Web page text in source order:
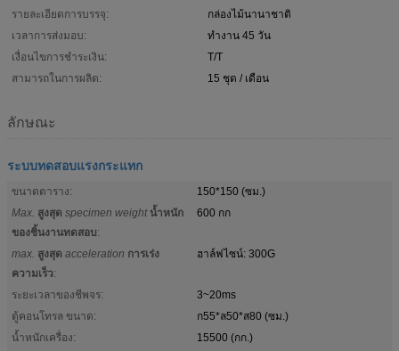
รายละเอียดการบรรจุ:
กล่องไม้นานาชาติ
เวลาการส่งมอบ:
ทำงาน 45 วัน
เงื่อนไขการชำระเงิน:
T/T
สามารถในการผลิต:
15 ชุด / เดือน
ลักษณะ
ระบบทดสอบแรงกระแทก
ขนาดตาราง:
150*150 (ซม.)
Max. สูงสุด specimen weight น้ำหนัก
ของชิ้นงานทดสอบ:
600 กก
max. สูงสุด acceleration การเร่ง
ความเร็ว:
ฮาล์ฟไซน์: 300G
ระยะเวลาของชีพจร:
3~20ms
ตู้คอนโทรล ขนาด:
ก55*ล50*ส80 (ซม.)
น้ำหนักเครื่อง:
15500 (กก.)